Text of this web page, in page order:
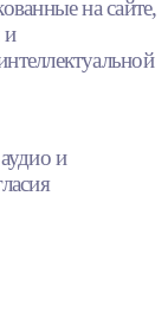
на сайте,
и
и